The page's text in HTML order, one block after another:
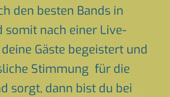
den besten Bands in
somit nach einer Live-
Gäste begeistert und
Stimmung für die
sorgt, dann bist du bei